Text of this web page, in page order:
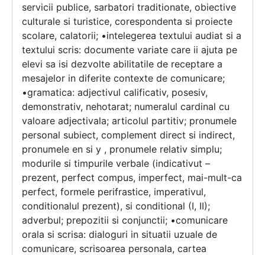
servicii publice, sarbatori traditionate, obiective
culturale si turistice, corespondenta si proiecte
scolare, calatorii; •intelegerea textului audiat si a
textului scris: documente variate care ii ajuta pe
elevi sa isi dezvolte abilitatile de receptare a
mesajelor in diferite contexte de comunicare;
•gramatica: adjectivul calificativ, posesiv,
demonstrativ, nehotarat; numeralul cardinal cu
valoare adjectivala; articolul partitiv; pronumele
personal subiect, complement direct si indirect,
pronumele en si y , pronumele relativ simplu;
modurile si timpurile verbale (indicativut –
prezent, perfect compus, imperfect, mai-mult-ca
perfect, formele perifrastice, imperativul,
conditionalul prezent), si conditional (I, II);
adverbul; prepozitii si conjunctii; •comunicare
orala si scrisa: dialoguri in situatii uzuale de
comunicare, scrisoarea personala, cartea